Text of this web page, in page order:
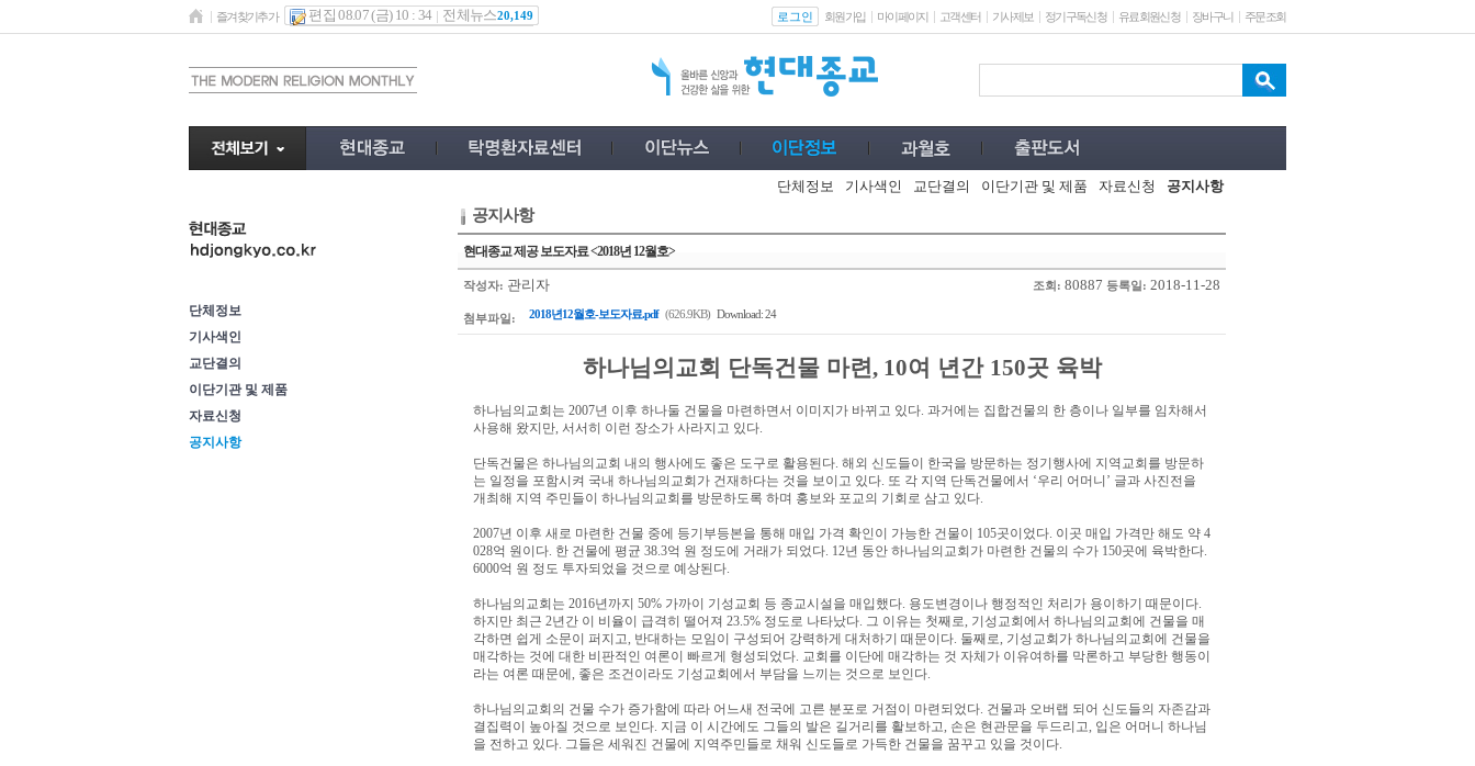
즐겨찾기추가 편집 08.07 (금) 10 : 34 전체뉴스20,149 로그인 회원가입 마이페이지 고객센터 기사제보 정기구독신청 유료회원신청 장바구니 주문조회
단체정보 기사색인 교단결의 이단기관 및 제품 자료신청 공지사항
단체정보
기사색인
교단결의
이단기관 및 제품
자료신청
공지사항
공지사항
현대종교 제공 보도자료 <2018년 12월호>
작성자: 관리자 조회: 80887 등록일: 2018-11-28
첨부파일: 2018년12월호-보도자료.pdf (626.9KB) Download: 24
하나님의교회 단독건물 마련, 10여 년간 150곳 육박
하나님의교회는 2007년 이후 하나둘 건물을 마련하면서 이미지가 바뀌고 있다. 과거에는 집합건물의 한 층이나 일부를 임차해서
사용해 왔지만, 서서히 이런 장소가 사라지고 있다.
단독건물은 하나님의교회 내의 행사에도 좋은 도구로 활용된다. 해외 신도들이 한국을 방문하는 정기행사에 지역교회를 방문하
는 일정을 포함시켜 국내 하나님의교회가 건재하다는 것을 보이고 있다. 또 각 지역 단독건물에서 ‘우리 어머니 ’ 글과 사진전을
개최해 지역 주민들이 하나님의교회를 방문하도록 하며 홍보와 포교의 기회로 삼고 있다.
2007년 이후 새로 마련한 건물 중에 등기부등본을 통해 매입 가격 확인이 가능한 건물이 105곳이었다. 이곳 매입 가격만 해도 약 4
028억 원이다. 한 건물에 평균 38.3억 원 정도에 거래가 되었다. 12년 동안 하나님의교회가 마련한 건물의 수가 150곳에 육박한다.
6000억 원 정도 투자되었을 것으로 예상된다.
하나님의교회는 2016년까지 50% 가까이 기성교회 등 종교시설을 매입했다. 용도변경이나 행정적인 처리가 용이하기 때문이다.
하지만 최근 2년간 이 비율이 급격히 떨어져 23.5% 정도로 나타났다. 그 이유는 첫째로, 기성교회에서 하나님의교회에 건물을 매
각하면 쉽게 소문이 퍼지고, 반대하는 모임이 구성되어 강력하게 대처하기 때문이다. 둘째로, 기성교회가 하나님의교회에 건물을
매각하는 것에 대한 비판적인 여론이 빠르게 형성되었다. 교회를 이단에 매각하는 것 자체가 이유여하를 막론하고 부당한 행동이
라는 여론 때문에, 좋은 조건이라도 기성교회에서 부담을 느끼는 것으로 보인다.
하나님의교회의 건물 수가 증가함에 따라 어느새 전국에 고른 분포로 거점이 마련되었다. 건물과 오버랩 되어 신도들의 자존감과
결집력이 높아질 것으로 보인다. 지금 이 시간에도 그들의 발은 길거리를 활보하고, 손은 현관문을 두드리고, 입은 어머니 하나님
을 전하고 있다. 그들은 세워진 건물에 지역주민들로 채워 신도들로 가득한 건물을 꿈꾸고 있을 것이다.